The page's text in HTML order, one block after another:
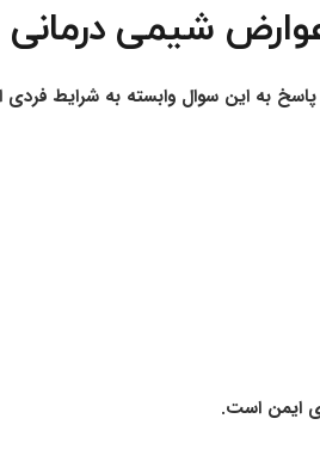
شیمی درمانی
پاسخ به این سوال وابسته به شرایط
ایمن است.